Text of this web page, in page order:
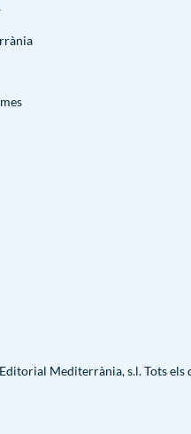
Mediterrània, s.l. Tots els